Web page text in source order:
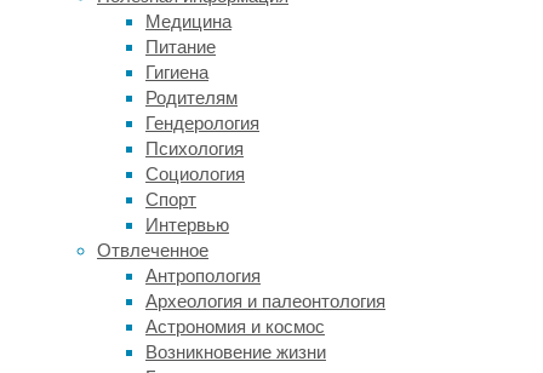
Медицина
Питание
Гигиена
Родителям
Гендерология
Психология
Социология
Спорт
Интервью
Отвлеченное
Антропология
Археология и палеонтология
Астрономия и космос
Возникновение жизни
она
ещё
появляется,
например,
кровотоке
(опять
же
после
введения
катетеров
вены)